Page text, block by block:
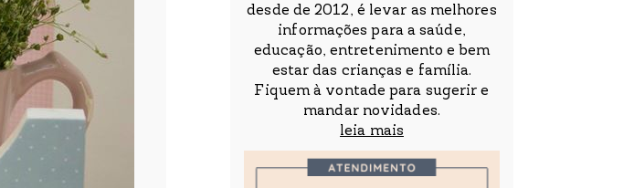
desde de 2012, é levar as melhores
informações para a saúde,
educação, entretenimento e bem
estar das crianças e família.
Fiquem à vontade para sugerir e
mandar novidades.
leia mais